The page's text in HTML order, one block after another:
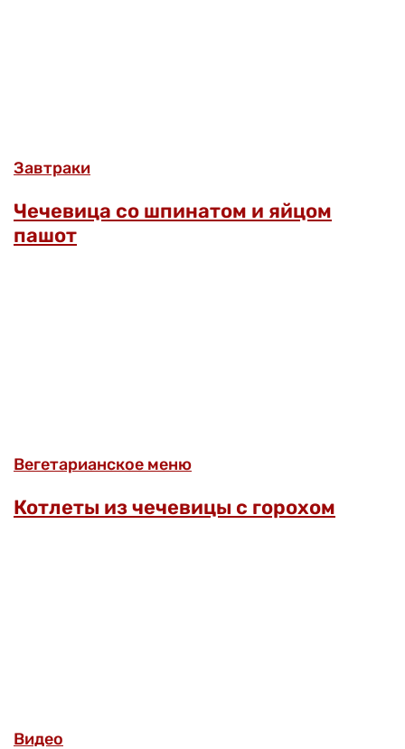
Завтраки
Чечевица со шпинатом и яйцом
пашот
Вегетарианское меню
Котлеты из чечевицы с горохом
Видео